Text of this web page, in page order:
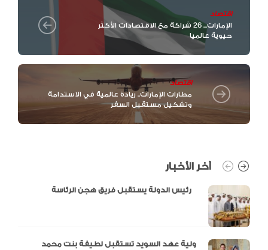
اقتصاد
الإمارات... 26 شراكة مع الاقتصادات الأكثر
حيوية عالميا
اقتصاد
مطارات الإمارات.. ريادة عالمية في الاستدامة
وتشكيل مستقبل السفر
آخر الأخبار
ولية عهد السويد تستقبل لطيفة بنت محمد